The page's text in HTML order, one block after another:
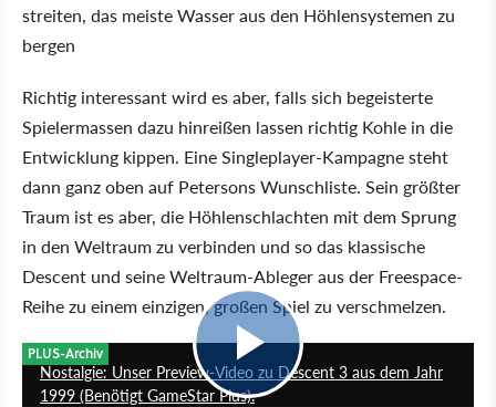
streiten, das meiste Wasser aus den Höhlensystemen zu
bergen
Richtig interessant wird es aber, falls sich begeisterte
Spielermassen dazu hinreißen lassen richtig Kohle in die
Entwicklung kippen. Eine Singleplayer-Kampagne steht
dann ganz oben auf Petersons Wunschliste. Sein größter
Traum ist es aber, die Höhlenschlachten mit dem Sprung
in den Weltraum zu verbinden und so das klassische
Descent und seine Weltraum-Ableger aus der Freespace-
Reihe zu einem einzigen, großen Spiel zu verschmelzen.
PLUS-Archiv
Nostalgie: Unser Preview-Video zu Descent 3 aus dem Jahr
1999 (Benötigt GameStar Plus).